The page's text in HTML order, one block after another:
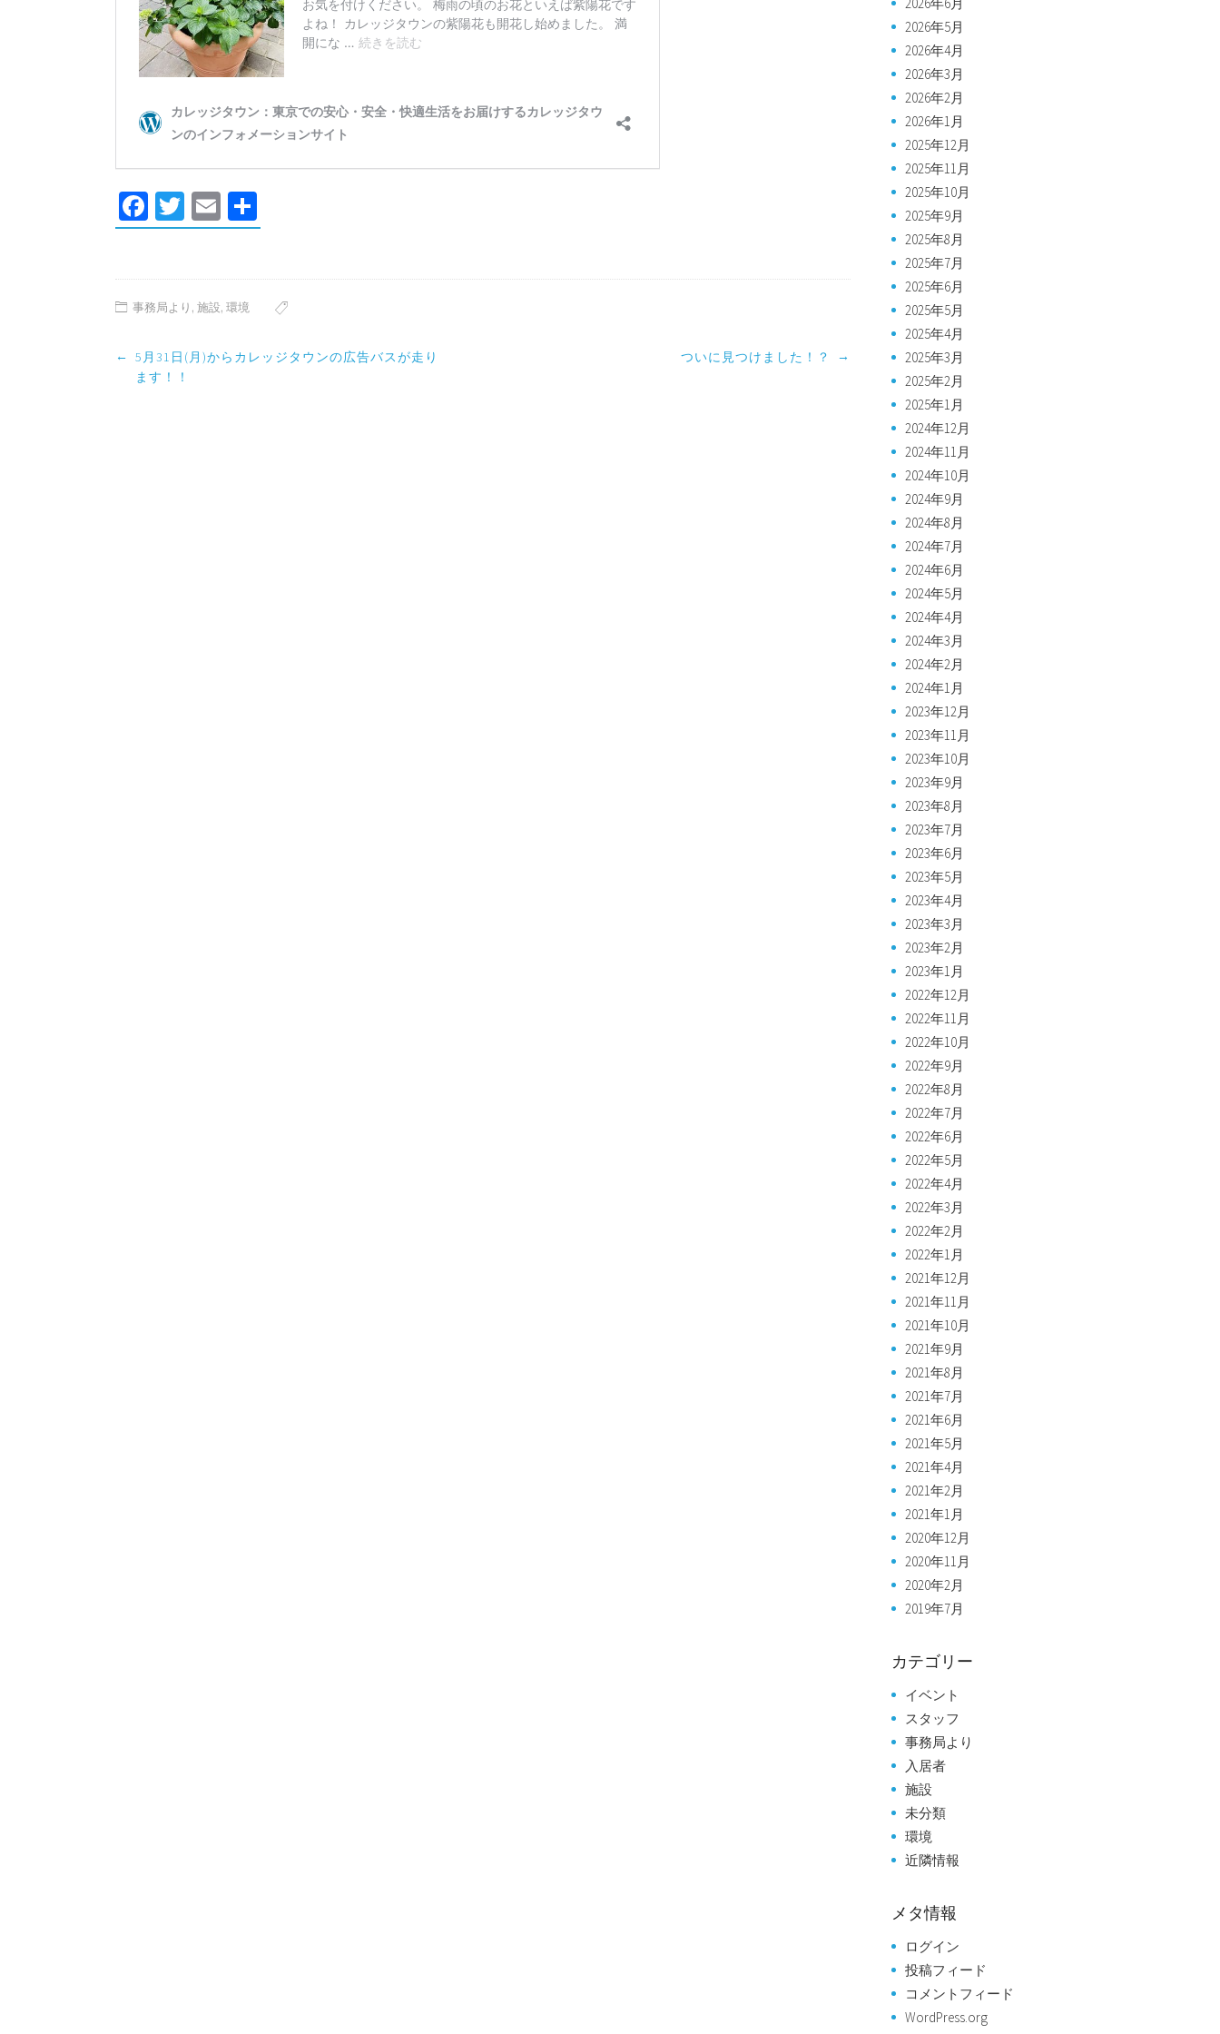
Facebook
Twitter
Email
有
事務局より , 施設, 環境
Post
navigation
← 5月31日(月)からカレッジタウンの広告バスが走り
ます！！
ついに見つけました！？ →
2026年5月
2026年4月
2026年3月
2026年2月
2026年1月
2025年12月
2025年11月
2025年10月
2025年9月
2025年8月
2025年7月
2025年6月
2025年5月
2025年4月
2025年3月
2025年2月
2025年1月
2024年12月
2024年11月
2024年10月
2024年9月
2024年8月
2024年7月
2024年6月
2024年5月
2024年4月
2024年3月
2024年2月
2024年1月
2023年12月
2023年11月
2023年10月
2023年9月
2023年8月
2023年7月
2023年6月
2023年5月
2023年4月
2023年3月
2023年2月
2023年1月
2022年12月
2022年11月
2022年10月
2022年9月
2022年8月
2022年7月
2022年6月
2022年5月
2022年4月
2022年3月
2022年2月
2022年1月
2021年12月
2021年11月
2021年10月
2021年9月
2021年8月
2021年7月
2021年6月
2021年5月
2021年4月
2021年2月
2021年1月
2020年12月
2020年11月
2020年2月
2019年7月
カテゴリー
イベント
スタッフ
事務局より
入居者
施設
未分類
環境
近隣情報
メタ情報
ログイン
投稿フィード
コメントフィード
WordPress.org